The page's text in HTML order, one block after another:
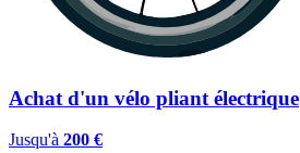
Achat d'un vélo pliant électrique
Jusqu'à 200 €